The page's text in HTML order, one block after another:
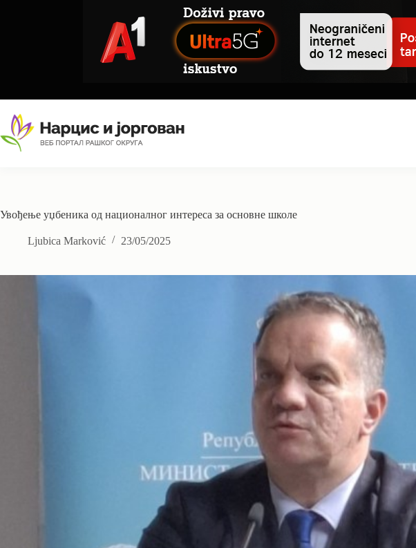
Увођење уџбеника од националног интереса за основне школе
Ljubica Marković 23/05/2025